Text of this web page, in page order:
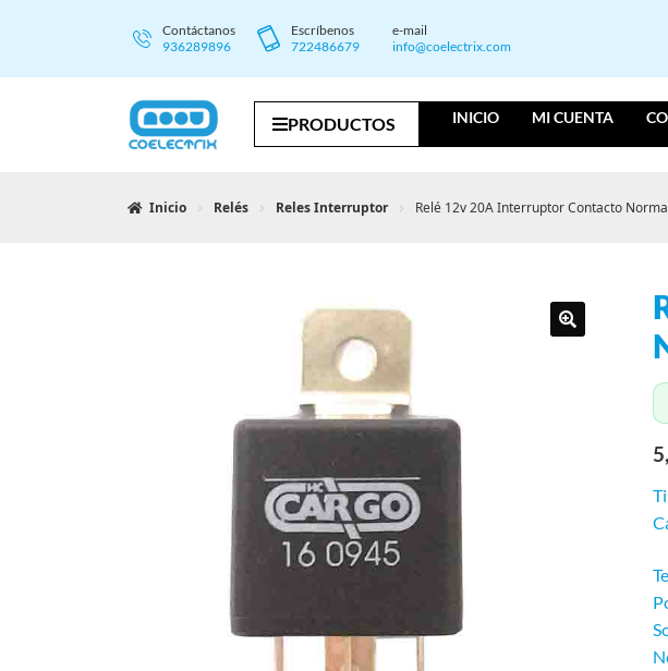
Contáctanos
936289896
Escríbenos
722486679
e-mail
info@coelectrix.com
PRODUCTOS INICIO MI CUENTA
Inicio Relés Reles Interruptor Relé 12v 20A Interruptor Contacto